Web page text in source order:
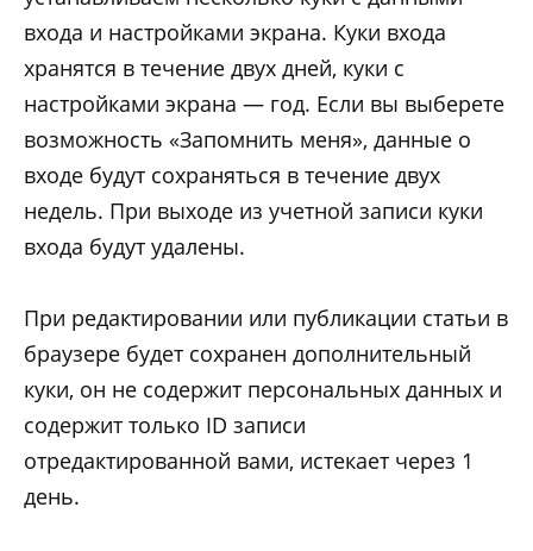
входа и настройками экрана. Куки входа
хранятся в течение двух дней, куки с
настройками экрана — год. Если вы выберете
возможность «Запомнить меня», данные о
входе будут сохраняться в течение двух
недель. При выходе из учетной записи куки
входа будут удалены.
При редактировании или публикации статьи в
браузере будет сохранен дополнительный
куки, он не содержит персональных данных и
содержит только ID записи
отредактированной вами, истекает через 1
день.